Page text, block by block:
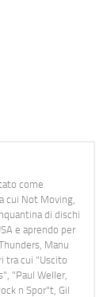
come
cui Not Moving,
di dischi
e aprendo per
Manu
tra cui "Uscito
"Paul Weller,
n Spor"t, Gil